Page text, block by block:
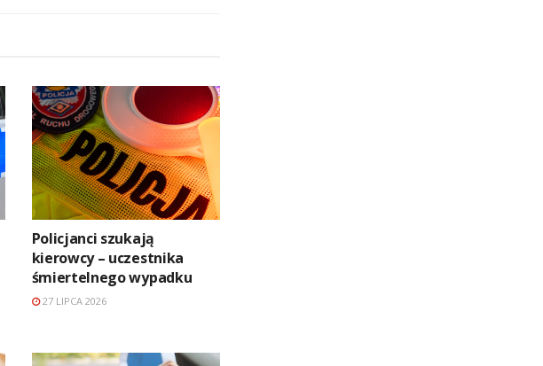
Policjanci szukają
kierowcy – uczestnika
śmiertelnego wypadku
27 LIPCA 2026